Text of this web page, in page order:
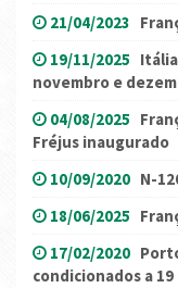
21/04/2023
19/11/2025
novembro e
04/08/2025
Fréjus inaugurado
10/09/2020 N-
18/06/2025
17/02/2020
condicionados a